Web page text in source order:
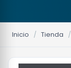
Inicio / Tienda /